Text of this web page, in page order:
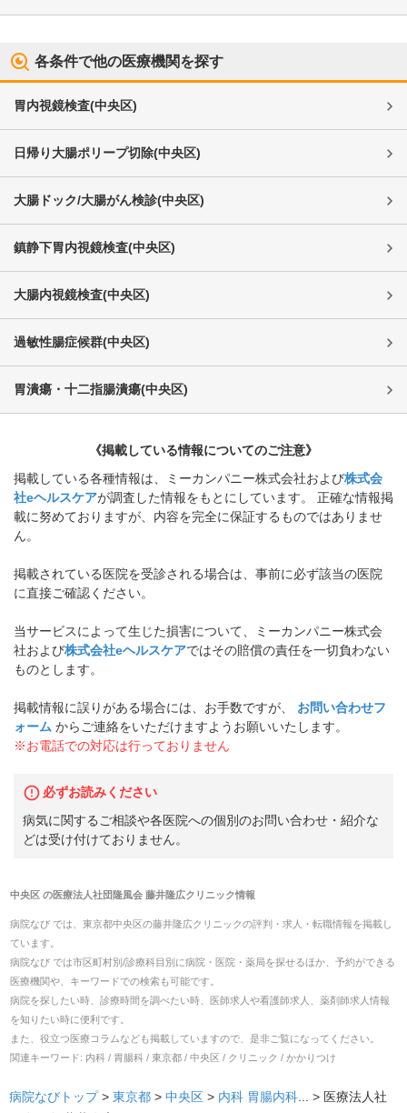
各条件で他の医療機関を探す
胃内視鏡検査(中央区)
日帰り大腸ポリープ切除(中央区)
大腸ドック/大腸がん検診(中央区)
鎮静下胃内視鏡検査(中央区)
大腸内視鏡検査(中央区)
過敏性腸症候群(中央区)
胃潰瘍・十二指腸潰瘍(中央区)
《掲載している情報についてのご注意》
掲載している各種情報は、ミーカンパニー株式会社および株式会
社eヘルスケアが調査した情報をもとにしています。 正確な情報掲
載に努めておりますが、内容を完全に保証するものではありませ
ん。
掲載されている医院を受診される場合は、事前に必ず該当の医院
に直接ご確認ください。
当サービスによって生じた損害について、ミーカンパニー株式会
社および株式会社eヘルスケアではその賠償の責任を一切負わない
ものとします。
掲載情報に誤りがある場合には、お手数ですが、
お問い合わせフ
ォーム からご連絡をいただけますようお願いいたします。
※お電話での対応は行っておりません
必ずお読みください
病気に関するご相談や各医院への個別のお問い合わせ・紹介な
どは受け付けておりません。
中央区の医療法人社団隆風会 藤井隆広クリニック情報
病院なび では、 東京都中央区の藤井隆広クリニックの評判・求人・転職情報を掲載し
ています。
病院なび では市区町村別/診療科目別に病院・医院・薬局を探せるほか、予約ができる
医療機関や、キーワードでの検索も可能です。
病院を探したい時、診療時間を調べたい時、医師求人や看護師求人、薬剤師求人情報
を知りたい時に便利です。
また、役立つ医療コラムなども掲載していますので、是非ご覧になってください。
関連キーワード: 内科 / 胃腸科 / 東京都 / 中央区 / クリニック / かかりつけ
病院なびトップ > 東京都 > 中央区 > 内科 胃腸内科... > 医療法人社